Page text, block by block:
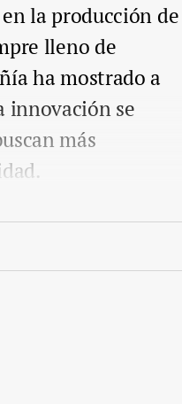
la producción de
lleno de
ha mostrado a
innovación se
más